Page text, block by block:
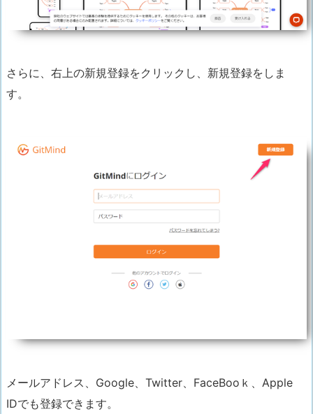
さらに、右上の新規登録をクリックし、新規登録をしま
す。
メールアドレス、Google、Twitter、FaceBooｋ、Apple
IDでも登録できます。